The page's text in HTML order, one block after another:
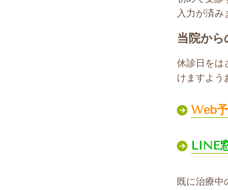
入力が済み
当院から
休診日をは
けますよう
Web
LINE
既に治療中